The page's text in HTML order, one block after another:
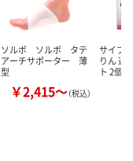
ソルボ ソルボ タテ
アーチサポーター 薄
型
￥2,415～（税込）
サイプ
りん 通
ト 2個